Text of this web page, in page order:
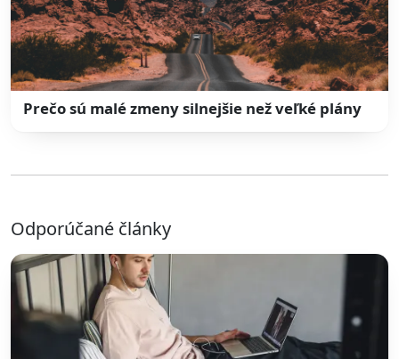
Prečo sú malé zmeny silnejšie než veľké plány
Odporúčané články